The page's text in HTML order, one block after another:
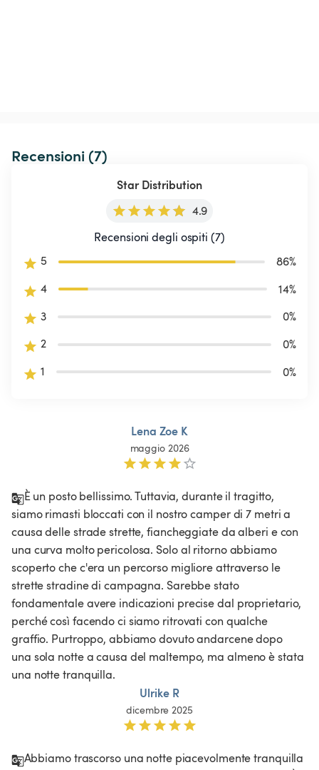
Recensioni (7)
Star Distribution
4.9
Recensioni degli ospiti (7)
5
86%
4
14%
3
0%
2
0%
1
0%
Lena Zoe K
maggio 2026
È un posto bellissimo. Tuttavia, durante il tragitto,
siamo rimasti bloccati con il nostro camper di 7 metri a
causa delle strade strette, fiancheggiate da alberi e con
una curva molto pericolosa. Solo al ritorno abbiamo
scoperto che c'era un percorso migliore attraverso le
strette stradine di campagna. Sarebbe stato
fondamentale avere indicazioni precise dal proprietario,
perché così facendo ci siamo ritrovati con qualche
graffio. Purtroppo, abbiamo dovuto andarcene dopo
una sola notte a causa del maltempo, ma almeno è stata
una notte tranquilla.
Ulrike R
dicembre 2025
Abbiamo trascorso una notte piacevolmente tranquilla